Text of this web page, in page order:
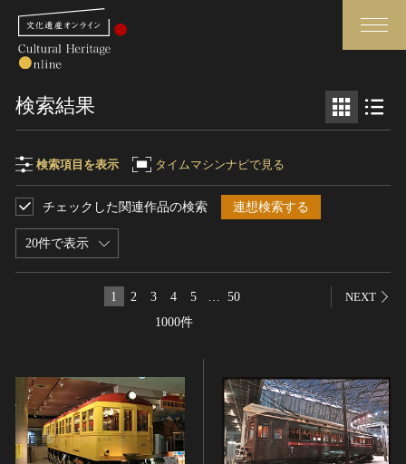
さらに詳細検索
トップ
全国の美術館・博物館
世界遺産
媒体資料・関連記事等
博物館、美術館の皆さまへ
お知らせ一覧
ヘルプ
このサイトについて
検索結果
検索項目を表示 タイムマシンナビで見る
20件で表示
チェックした関連作品の検索 連想検索する
1000件
1 2 3 4 5 50 NEXT
検索項目
フリーワード
制作者名